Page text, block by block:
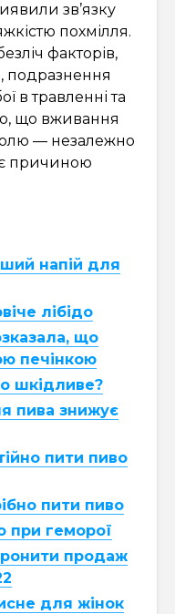
зв’язку
похмілля.
факторів,
подразнення
в травленні та
що вживання
— незалежно
причиною
напій для
лібідо
що
печінкою
шкідливе?
пива знижує
пити пиво
пити пиво
при геморої
продаж
для жінок